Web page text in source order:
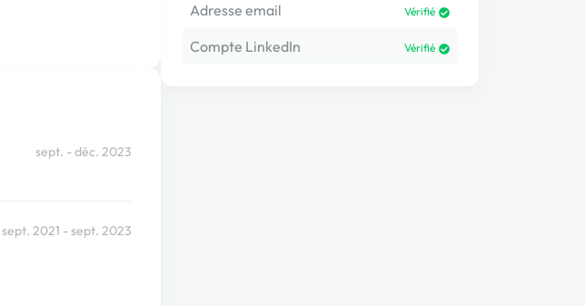
Adresse email Vérifié
Compte LinkedIn Vérifié
sept. - déc. 2023
sept. 2021 - sept. 2023